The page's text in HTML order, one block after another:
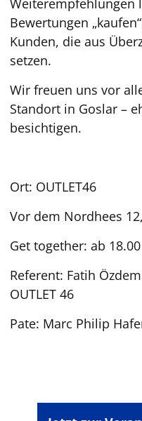
Weiterempfehlungen
Bewertungen
Kunden, die aus
setzen.
Wir freuen uns vor
Standort in Goslar –
besichtigen.
Ort: OUTLET46
Vor dem Nordhees
Get together: ab
Referent: Fatih
OUTLET 46
Pate: Marc Philip